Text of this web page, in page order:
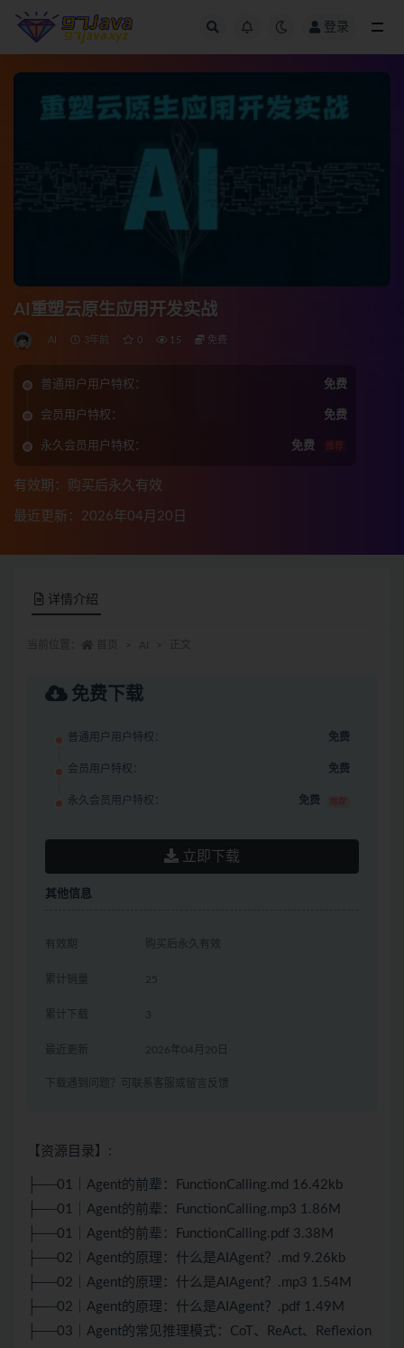
登录
AI重塑云原生应用开发实战
AI 3年前 0 15 免费
普通用户用户特权： 免费
会员用户特权： 免费
永久会员用户特权： 免费 推荐
有效期：购买后永久有效
最近更新：2026年04月20日
详情介绍
免费下载
普通用户用户特权： 免费
会员用户特权： 免费
永久会员用户特权： 免费 推荐
立即下载
其他信息
有效期 购买后永久有效
累计销量 25
累计下载 3
最近更新 2026年04月20日
下载遇到问题？可联系客服或留言反馈
【资源目录】:
├──01｜Agent的前辈：FunctionCalling.md 16.42kb
├──01｜Agent的前辈：FunctionCalling.mp3 1.86M
├──01｜Agent的前辈：FunctionCalling.pdf 3.38M
├──02｜Agent的原理：什么是AIAgent？.md 9.26kb
├──02｜Agent的原理：什么是AIAgent？.mp3 1.54M
├──02｜Agent的原理：什么是AIAgent？.pdf 1.49M
├──03｜Agent的常见推理模式：CoT、ReAct、Reflexion